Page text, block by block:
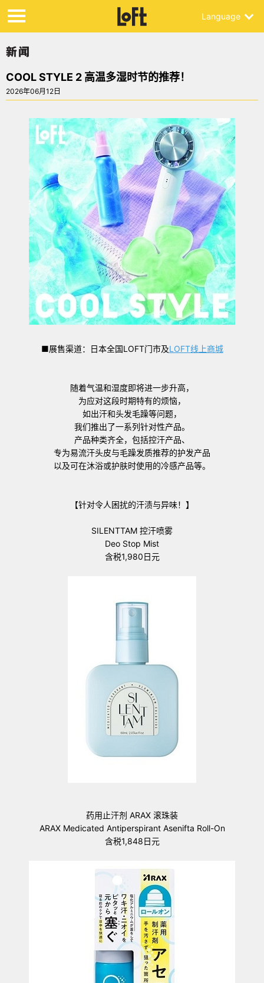
Language
COOL STYLE 2 高温多湿时节的推荐！
2026年06月12日
■展售渠道：日本全国LOFT门市及LOFT线上商城
随着气温和湿度即将进一步升高，
为应对这段时期特有的烦恼，
如出汗和头发毛躁等问题，
我们推出了一系列针对性产品。
产品种类齐全，包括控汗产品、
专为易流汗头皮与毛躁发质推荐的护发产品
以及可在沐浴或护肤时使用的冷感产品等。
【针对令人困扰的汗渍与异味！】
SILENTTAM 控汗喷雾
Deo Stop Mist
含税1,980日元
药用止汗剂 ARAX 滚珠装
ARAX Medicated Antiperspirant Asenifta Roll-On
含税1,848日元